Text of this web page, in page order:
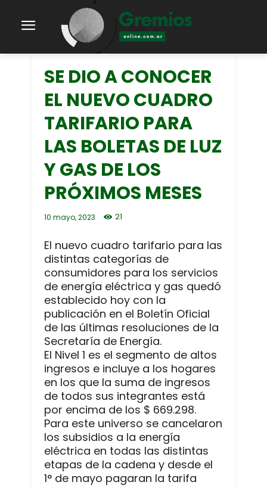
SE DIO A CONOCER
EL NUEVO CUADRO
TARIFARIO PARA
LAS BOLETAS DE LUZ
Y GAS DE LOS
PRÓXIMOS MESES
10 mayo, 2023 21
El nuevo cuadro tarifario para las
distintas categorías de
consumidores para los servicios
de energía eléctrica y gas quedó
establecido hoy con la
publicación en el Boletín Oficial
de las últimas resoluciones de la
Secretaría de Energía.
El Nivel 1 es el segmento de altos
ingresos e incluye a los hogares
en los que la suma de ingresos
de todos sus integrantes está
por encima de los $ 669.298.
Para este universo se cancelaron
los subsidios a la energía
eléctrica en todas las distintas
etapas de la cadena y desde el
1° de mayo pagaran la tarifa